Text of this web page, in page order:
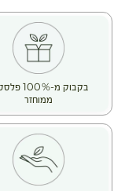
בקבוק מ-
ממוחזר